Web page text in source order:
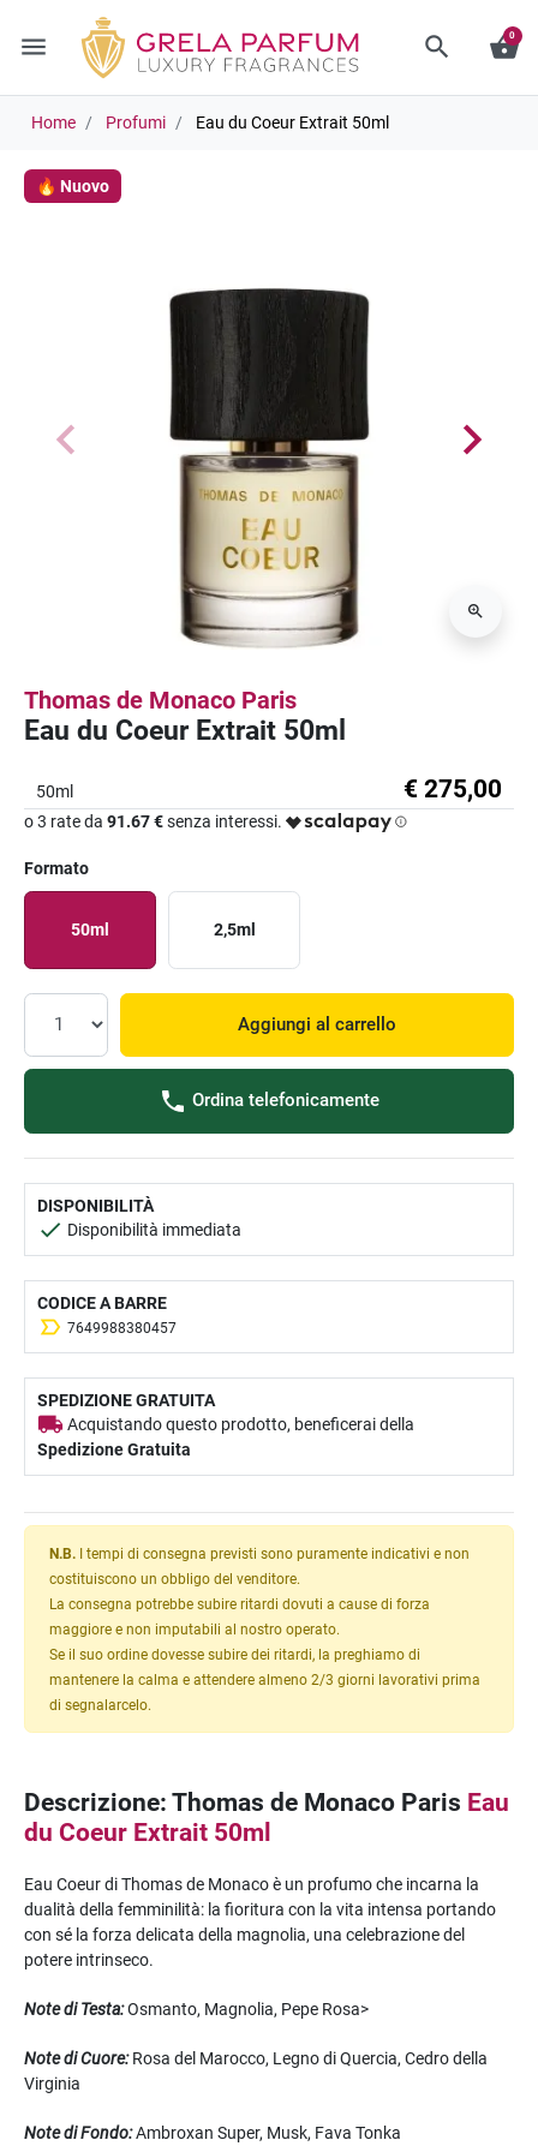
menu search shopping_basket
0
Home Profumi Eau du Coeur Extrait 50ml
🔥 Nuovo
Thomas de Monaco Paris
Eau du Coeur Extrait 50ml
50ml € 275,00
o 3 rate da 91.67 €senza interessi.
Formato
50ml 2,5ml
Aggiungi al carrello
Ordina telefonicamente
DISPONIBILITÀ
Disponibilità immediata
CODICE A BARRE
7649988380457
SPEDIZIONE GRATUITA
Acquistando questo prodotto, beneficerai della
Spedizione Gratuita
N.B. I tempi di consegna previsti sono puramente indicativi e non
costituiscono un obbligo del venditore.
La consegna potrebbe subire ritardi dovuti a cause di forza
maggiore e non imputabili al nostro operato.
Se il suo ordine dovesse subire dei ritardi, la preghiamo di
mantenere la calma e attendere almeno 2/3 giorni lavorativi prima
di segnalarcelo.
Descrizione: Thomas de Monaco Paris Eau
du Coeur Extrait 50ml
Eau Coeur di Thomas de Monaco è un profumo che incarna la
dualità della femminilità: la fioritura con la vita intensa portando
con sé la forza delicata della magnolia, una celebrazione del
potere intrinseco.
Note di Testa:Osmanto, Magnolia, Pepe Rosa>
Note di Cuore:Rosa del Marocco, Legno di Quercia, Cedro della
Virginia
Note di Fondo:Ambroxan Super, Musk, Fava Tonka